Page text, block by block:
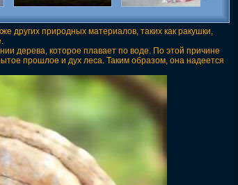
других природных материалов, таких как ракушки,
дерева, которое плавает по воде. По этой причине
прошлое и дух леса. Таким образом, она надеется